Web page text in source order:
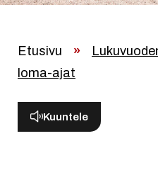
Etusivu »
loma-ajat
Kuuntele